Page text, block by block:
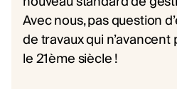
Avec nous, pas question
de travaux qui
le 21ème siècle !